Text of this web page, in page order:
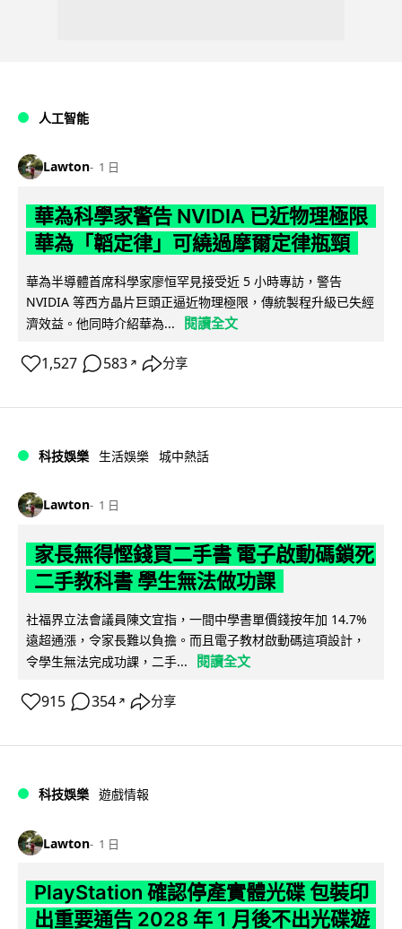
人工智能
Lawton 1 日
華為科學家警告 NVIDIA 已近物理極限
華為「韜定律」可繞過摩爾定律瓶頸
華為半導體首席科學家廖恒罕見接受近 5 小時專訪，警告
NVIDIA 等西方晶片巨頭正逼近物理極限，傳統製程升級已失經
濟效益。他同時介紹華為...
閱讀全文
1,527 583 ↗ 分享
科技娛樂 生活娛樂 城中熱話
Lawton 1 日
家長無得慳錢買二手書 電子啟動碼鎖死
二手教科書 學生無法做功課
社福界立法會議員陳文宜指，一間中學書單價錢按年加 14.7%
遠超通漲，令家長難以負擔。而且電子教材啟動碼這項設計，
令學生無法完成功課，二手...
閱讀全文
915 354 ↗ 分享
科技娛樂 遊戲情報
Lawton 1 日
PlayStation 確認停產實體光碟 包裝印
出重要通告 2028 年 1 月後不出光碟遊